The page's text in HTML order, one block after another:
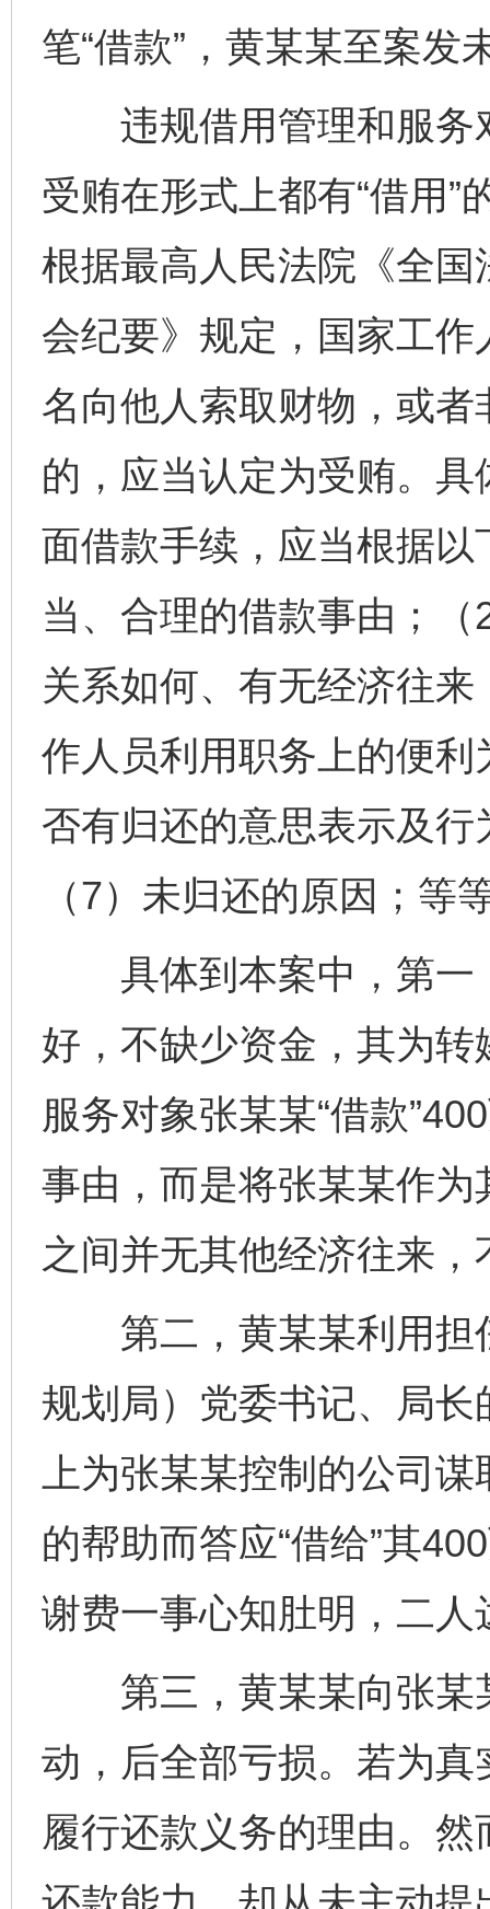
笔“借款”，黄某某至案发
违规借用管理和服务
受贿在形式上都有“借用
根据最高人民法院《全
会纪要》规定，国家工
名向他人索取财物，或
的，应当认定为受贿。
面借款手续，应当根据
当、合理的借款事由；
关系如何、有无经济往
作人员利用职务上的便
否有归还的意思表示及
（7）未归还的原因；等
具体到本案中，第一
好，不缺少资金，其为
服务对象张某某“借款
事由，而是将张某某作为
之间并无其他经济往来
第二，黄某某利用担
规划局）党委书记、局
上为张某某控制的公司
的帮助而答应“借给”其
谢费一事心知肚明，二
第三，黄某某向张某
动，后全部亏损。若为
履行还款义务的理由。